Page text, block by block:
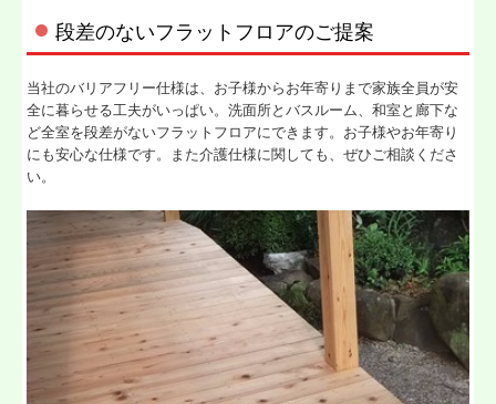
段差のないフラットフロアのご提案
当社のバリアフリー仕様は、お子様からお年寄りまで家族全員が安
全に暮らせる工夫がいっぱい。洗面所とバスルーム、和室と廊下な
ど全室を段差がないフラットフロアにできます。お子様やお年寄り
にも安心な仕様です。また介護仕様に関しても、ぜひご相談くださ
い。